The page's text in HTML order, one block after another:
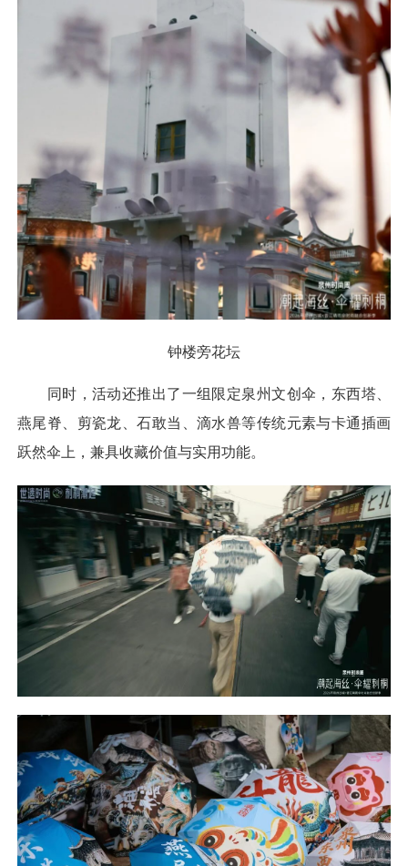
钟楼旁花坛
同时，活动还推出了一组限定泉州文创伞，东西塔、
燕尾脊、剪瓷龙、石敢当、滴水兽等传统元素与卡通插画
跃然伞上，兼具收藏价值与实用功能。